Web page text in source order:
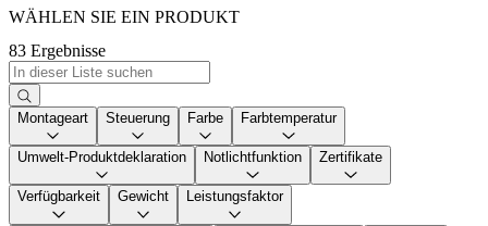
WÄHLEN SIE EIN PRODUKT
83 Ergebnisse
Montageart Steuerung Farbe Farbtemperatur
Umwelt-Produktdeklaration Notlichtfunktion Zertifikate
Verfügbarkeit Gewicht Leistungsfaktor